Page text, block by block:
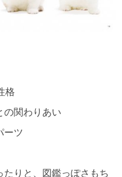
格
の関わりあい
ーツ
りと、図鑑っぽさもち